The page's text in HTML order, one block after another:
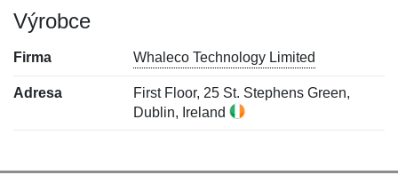
Výrobce
Firma Whaleco Technology Limited
Adresa
First Floor, 25 St. Stephens Green,
Dublin, Ireland